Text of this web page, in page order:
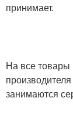
принимает.
На все товары
занимаются